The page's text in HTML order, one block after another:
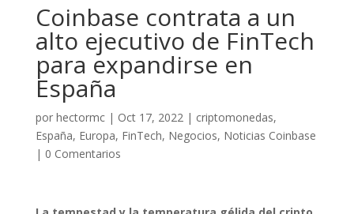
Coinbase contrata a un
alto ejecutivo de FinTech
para expandirse en
España
por hectormc| Oct 17, 2022| criptomonedas,
España, Europa, FinTech, Negocios, Noticias Coinbase
| 0 Comentarios